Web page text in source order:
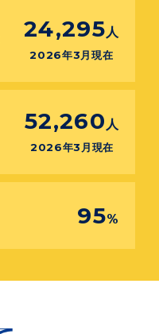
24,295 人
2026年3月現在
52,260 人
2026年3月現在
95%